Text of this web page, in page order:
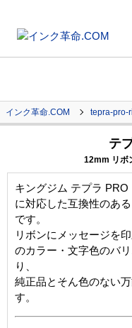
インク革命.COM tepra-pro-
テ
12mm リボ
キングジム テプラ
に対応した互換性のあ
です。
リボンにメッセージを
のカラー・文字色のバ
り、
純正品とそん色のない
す。